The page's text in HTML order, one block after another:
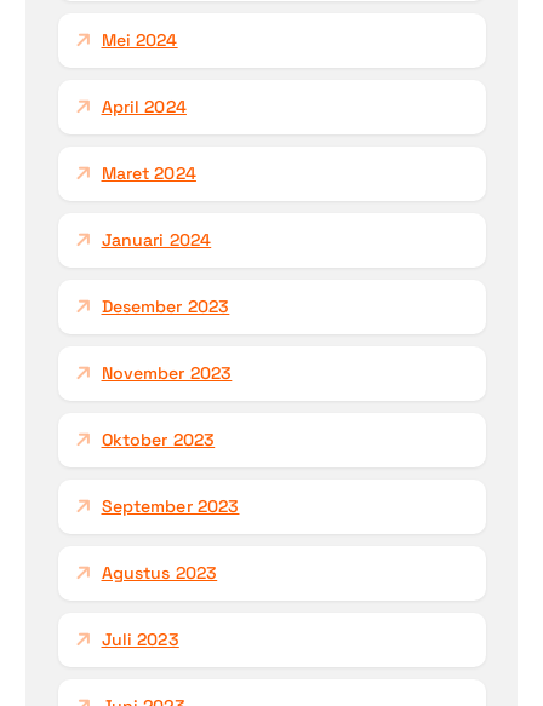
Mei 2024
April 2024
Maret 2024
Januari 2024
Desember 2023
November 2023
Oktober 2023
September 2023
Agustus 2023
Juli 2023